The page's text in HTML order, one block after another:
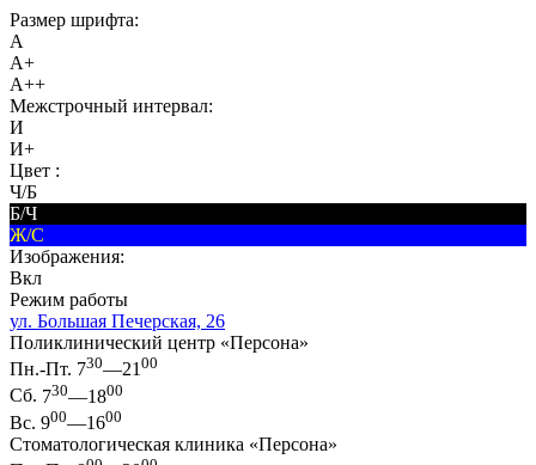
Размер шрифта:
A
A+
A++
Межстрочный интервал:
И
И+
Цвет :
Ч/Б
Б/Ч
Ж/С
Изображения:
Вкл
Режим работы
ул. Большая Печерская, 26
Поликлинический центр «Персона»
Пн.-Пт. 730—21 00
Сб. 730—1800
Вс. 900—1600
Стоматологическая клиника «Персона»